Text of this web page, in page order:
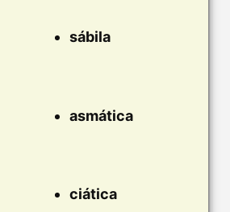
sábila
asmática
ciática